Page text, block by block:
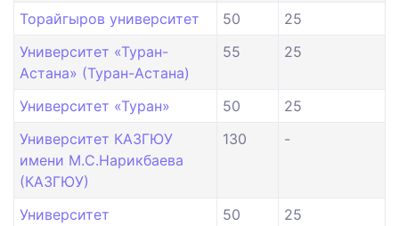
Торайгыров университет 50
25
Университет «Туран-
Астана» (Туран-Астана)
55 25
Университет «Туран» 50
25
Университет КАЗГЮУ
имени М.С.Нарикбаева
(КАЗГЮУ)
130 -
Университет
50 25